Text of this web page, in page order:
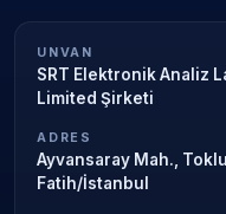
UNVAN
SRT Elektronik Analiz
Limited Şirketi
ADRES
Ayvansaray Mah.,
Fatih/İstanbul